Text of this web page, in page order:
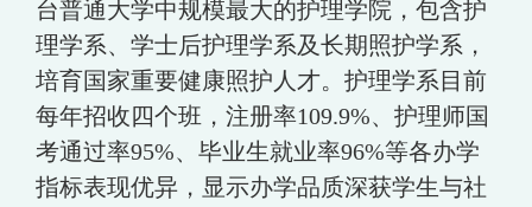
台普通大学中规模最大的护理学院，包含护
理学系、学士后护理学系及长期照护学系，
培育国家重要健康照护人才。护理学系目前
每年招收四个班，注册率109.9%、护理师国
考通过率95%、毕业生就业率96%等各办学
指标表现优异，显示办学品质深获学生与社